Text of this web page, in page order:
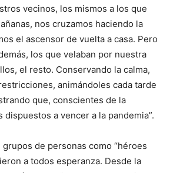
vecinos, los mismos a los que
nos cruzamos haciendo la
el ascensor de vuelta a casa. Pero
los que velaban por nuestra
el resto. Conservando la calma,
animándoles cada tarde
que, conscientes de la
dispuestos a vencer a la pandemia”.
de personas como “héroes
a todos esperanza. Desde la